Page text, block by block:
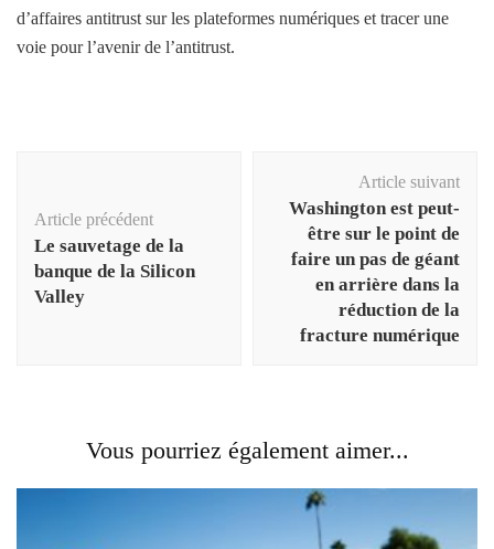
d’affaires antitrust sur les plateformes numériques et tracer une
voie pour l’avenir de l’antitrust.
Article précédent
Le sauvetage de la
banque de la Silicon
Valley
Article suivant
Washington est peut-
être sur le point de
faire un pas de géant
en arrière dans la
réduction de la
fracture numérique
Vous pourriez également aimer...